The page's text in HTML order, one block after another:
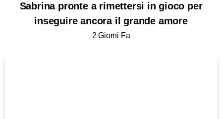
Sabrina pronte a rimettersi in gioco per
inseguire ancora il grande amore
2 Giorni Fa